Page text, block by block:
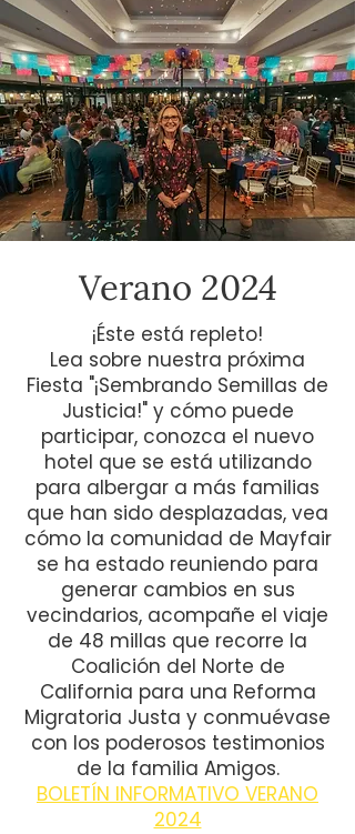
Verano 2024
¡Éste está repleto!
Lea sobre nuestra próxima
Fiesta "¡Sembrando Semillas de
Justicia!" y cómo puede
participar, conozca el nuevo
hotel que se está utilizando
para albergar a más familias
que han sido desplazadas, vea
cómo la comunidad de Mayfair
se ha estado reuniendo para
generar cambios en sus
vecindarios, acompañe el viaje
de 48 millas que recorre la
Coalición del Norte de
California para una Reforma
Migratoria Justa y conmuévase
con los poderosos testimonios
de la familia Amigos.
BOLETÍN INFORMATIVO VERANO
2024